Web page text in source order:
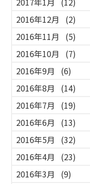
2016年12月
(2)
2016年11月
(5)
2016年10月
(7)
2016年9月
(6)
2016年8月
(14)
2016年7月
(19)
2016年6月
(13)
2016年5月
(32)
2016年4月
(23)
2016年3月
(9)